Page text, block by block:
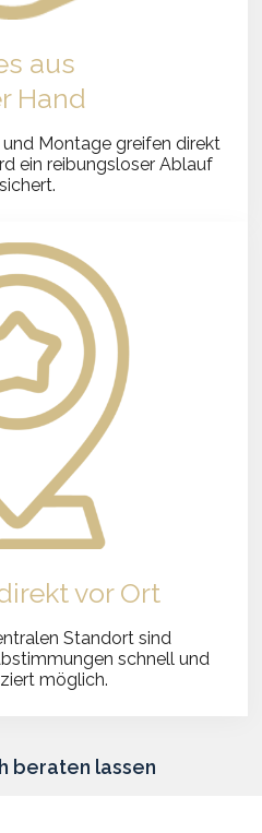
aus
Hand
Montage greifen direkt
ein reibungsloser Ablauf
vor Ort
Standort sind
schnell und
möglich.
beraten lassen